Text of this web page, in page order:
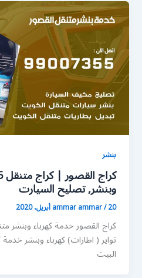
بنشر
وبنشر, تصليح السيارت
ammar ammar/20 أبريل، 2020
كراج القصور خدمة كهرباء وبنشر
تواير ( اطارات) كهرباء وبنشر
البيت